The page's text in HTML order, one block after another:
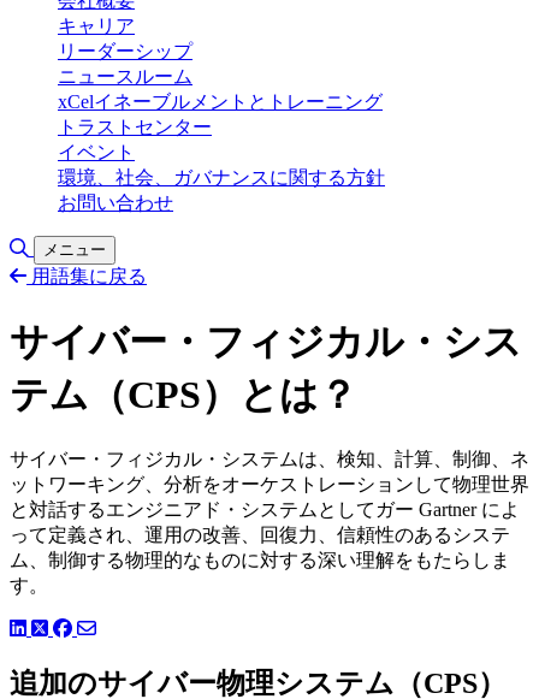
キャリア
リーダーシップ
ニュースルーム
xCelイネーブルメントとトレーニング
トラストセンター
イベント
環境、社会、ガバナンスに関する方針
お問い合わせ
検索の切り替え
メニュー
用語集に戻る
サイバー・フィジカル・シス
テム（CPS）とは？
サイバー・フィジカル・システムは、検知、計算、制御、ネ
ットワーキング、分析をオーケストレーションして物理世界
と対話するエンジニアド・システムとしてガー Gartner によ
って定義され、運用の改善、回復力、信頼性のあるシステ
ム、制御する物理的なものに対する深い理解をもたらしま
す。
LinkedIn
ツイッター
Facebook
追加のサイバー物理システム（CPS）